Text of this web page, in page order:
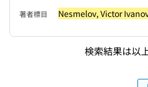
著者標目 Nesmelov, Victor
検索結果は以